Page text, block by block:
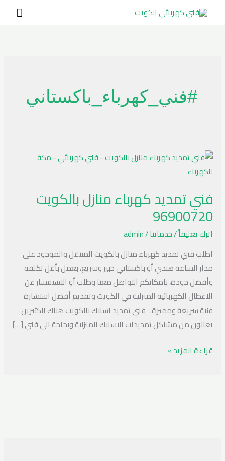
تخطي
#فني_كهرباء_باكستاني
فني تمديد كهرباء منازل بالكويت
96900720
اترك تعليقاً/خدماتنا/
admin
اطلب فني تمديد كهرباء منازل بالكويت المتنقل والموجود على
مدار الساعة هندي أو باكستاني خبير وسريع، بعمل بأقل تكلفة
وأفضل جودة، بامكانكم التواصل معنا وطلب أو الاستفسار عن
الاعطال الكهربائية المنزلية في الكويت وتقديم أفضل استشارة
فنية سريعة ومميزة. فني تمديد اسلاك بالكويت هناك الكثيرين
يعانون من مشاكل تمديدات الاسلاك المنزلية وبحاجة الى فني […]
فني
تمديد
منازل
بالكويت
96900720
قراءة المزيد »